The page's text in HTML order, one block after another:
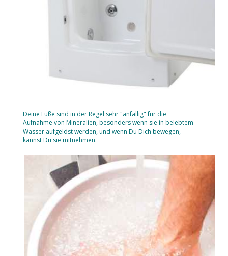
Deine Füße sind in der Regel sehr "anfällig" für die
Aufnahme von Mineralien, besonders wenn sie in belebtem
Wasser aufgelöst werden, und wenn Du Dich bewegen,
kannst Du sie mitnehmen.